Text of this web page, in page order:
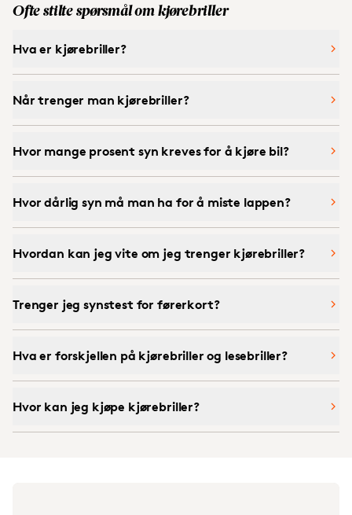
Ofte stilte spørsmål om kjørebriller
Hva er kjørebriller?
Når trenger man kjørebriller?
Hvor mange prosent syn kreves for å kjøre bil?
Hvor dårlig syn må man ha for å miste lappen?
Hvordan kan jeg vite om jeg trenger kjørebriller?
Trenger jeg synstest for førerkort?
Hva er forskjellen på kjørebriller og lesebriller?
Hvor kan jeg kjøpe kjørebriller?